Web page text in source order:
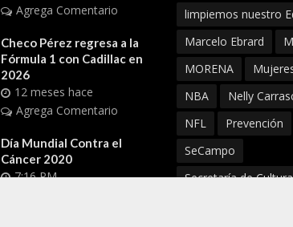
Agrega Comentario
Checo Pérez regresa a la
Fórmula 1 con Cadillac en
2026
12 meses hace
Agrega Comentario
Día Mundial Contra el
Cáncer 2020
7:16 PM
limpiemos nuestro
Marcelo Ebrard
MORENA
NBA
Nelly
NFL
Prevención
SeCampo
Secretaría de